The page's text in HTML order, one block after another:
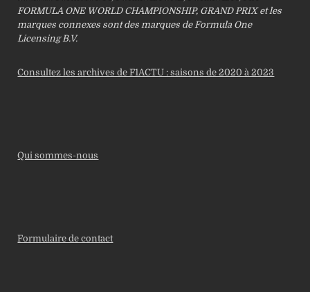
FORMULA ONE WORLD CHAMPIONSHIP, GRAND PRIX et les
marques connexes sont des marques de Formula One
Licensing B.V.
Consultez les archives de F1ACTU : saisons de 2020 à 2023
Qui sommes-nous
Formulaire de contact